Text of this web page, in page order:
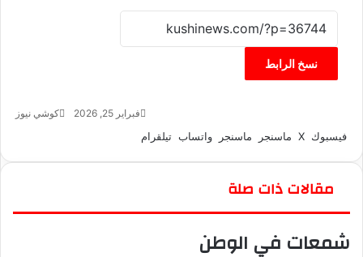
نسخ الرابط
كوشي نيوز
ل
فبراير 25, 2026
فيسبوك ‫X ماسنجر ماسنجر واتساب تيلقرام
مقالات ذات صلة
شمعات في الوطن